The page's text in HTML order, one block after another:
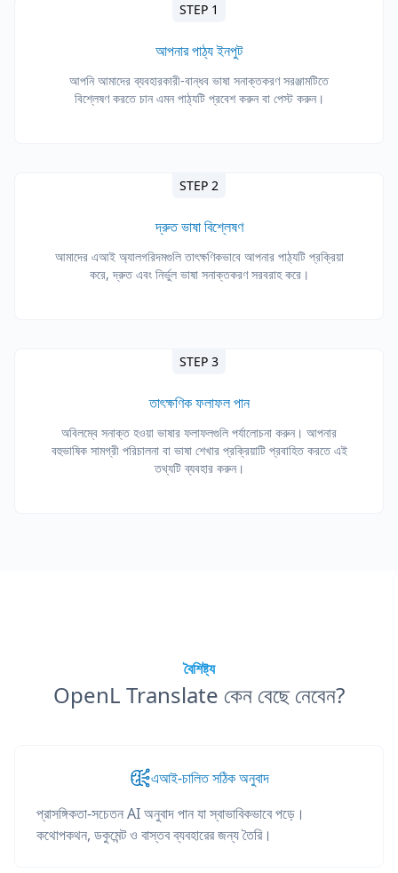
STEP 1
আপনার পাঠ্য ইনপুট
আপনি আমাদের ব্যবহারকারী-বান্ধব ভাষা সনাক্তকরণ সরঞ্জামটিতে
বিশ্লেষণ করতে চান এমন পাঠ্যটি প্রবেশ করুন বা পেস্ট করুন।
STEP 2
দ্রুত ভাষা বিশ্লেষণ
আমাদের এআই অ্যালগরিদমগুলি তাৎক্ষণিকভাবে আপনার পাঠ্যটি প্রক্রিয়া
করে, দ্রুত এবং নির্ভুল ভাষা সনাক্তকরণ সরবরাহ করে।
STEP 3
তাৎক্ষণিক ফলাফল পান
অবিলম্বে সনাক্ত হওয়া ভাষার ফলাফলগুলি পর্যালোচনা করুন। আপনার
বহুভাষিক সামগ্রী পরিচালনা বা ভাষা শেখার প্রক্রিয়াটি প্রবাহিত করতে এই
তথ্যটি ব্যবহার করুন।
বৈশিষ্ট্য
OpenL Translate কেন বেছে নেবেন?
এআই-চালিত সঠিক অনুবাদ
প্রাসঙ্গিকতা-সচেতন AI অনুবাদ পান যা স্বাভাবিকভাবে পড়ে।
কথোপকথন, ডকুমেন্ট ও বাস্তব ব্যবহারের জন্য তৈরি।